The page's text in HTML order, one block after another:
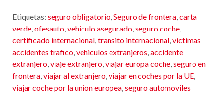
Etiquetas: seguro obligatorio Seguro de frontera carta
verde ofesauto vehiculo asegurado seguro coche
certificado internacional transito internacional victimas
accidentes trafico vehiculos extranjeros accidente
extranjero viaje extranjero viajar europa coche seguro en
frontera viajar al extranjero viajar en coches por la UE
viajar coche por la union europea seguro automoviles